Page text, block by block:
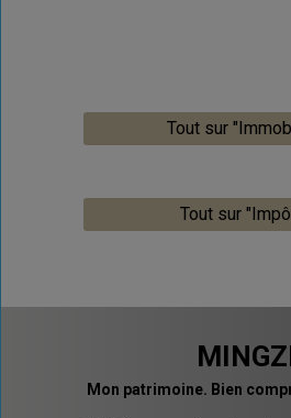
Tout sur
Tout sur
Mon patrimoine. Bien